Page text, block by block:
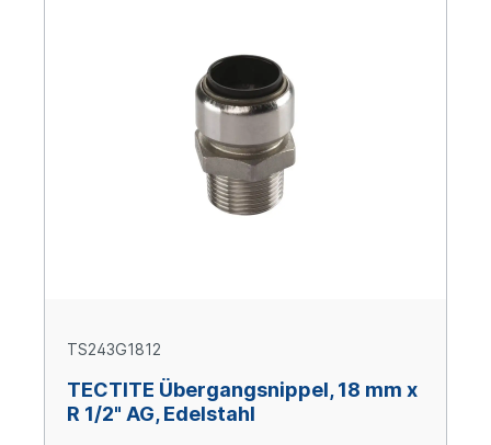
TS243G1812
TECTITE Übergangsnippel, 18 mm x
R 1/2" AG, Edelstahl